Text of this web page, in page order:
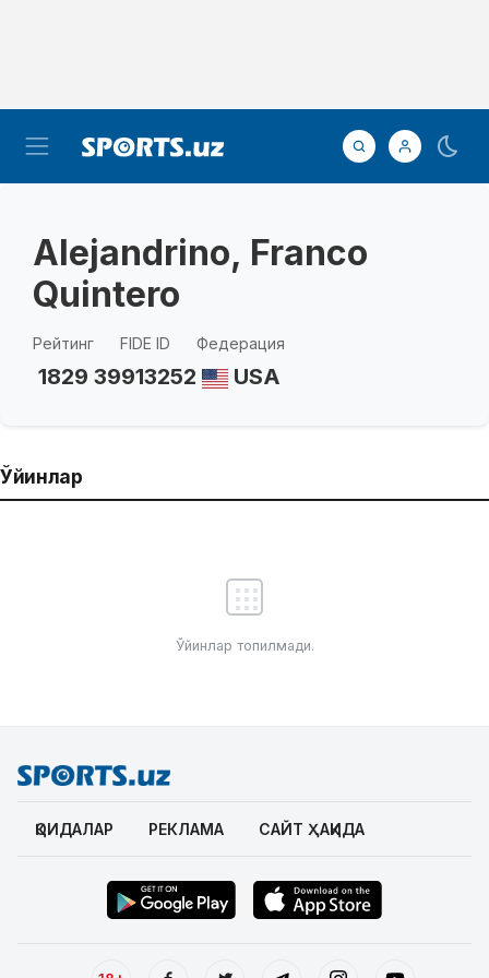
Alejandrino, Franco
Quintero
Рейтинг
1829
FIDE ID
39913252
Федерация
USA
Ўйинлар
Ўйинлар топилмади.
ҚОИДАЛАР РЕКЛАМА САЙТ ҲАҚИДА